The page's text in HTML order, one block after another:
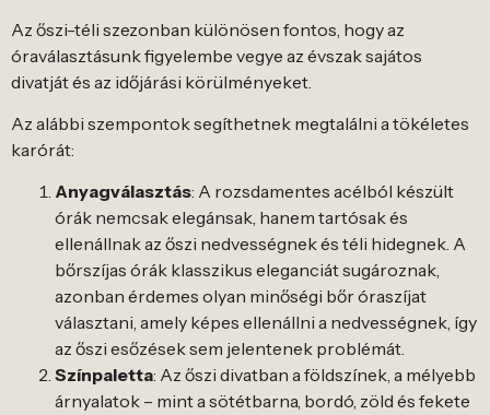
Az őszi-téli szezonban különösen fontos, hogy az
óraválasztásunk figyelembe vegye az évszak sajátos
divatját és az időjárási körülményeket.
Az alábbi szempontok segíthetnek megtalálni a tökéletes
karórát:
Anyagválasztás: A rozsdamentes acélból készült
órák nemcsak elegánsak, hanem tartósak és
ellenállnak az őszi nedvességnek és téli hidegnek. A
bőrszíjas órák klasszikus eleganciát sugároznak,
azonban érdemes olyan minőségi bőr óraszíjat
választani, amely képes ellenállni a nedvességnek, így
az őszi esőzések sem jelentenek problémát.
Színpaletta: Az őszi divatban a földszínek, a mélyebb
árnyalatok – mint a sötétbarna, bordó, zöld és fekete